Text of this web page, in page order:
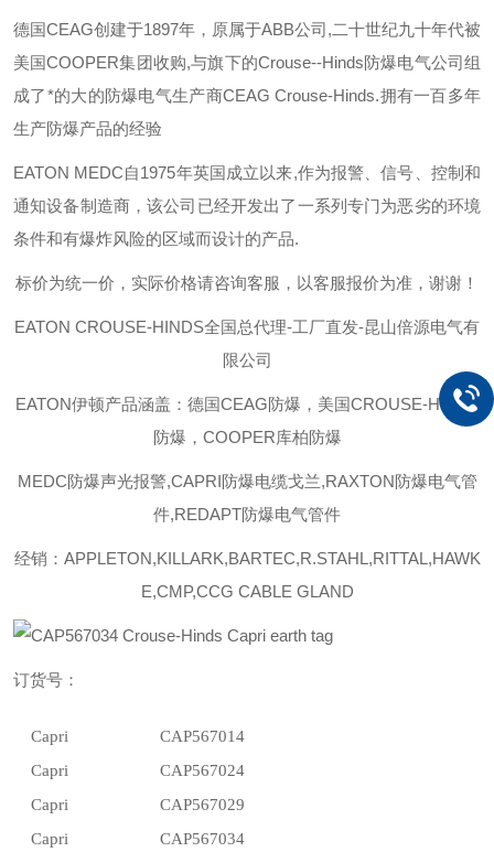
德国CEAG创建于1897年，原属于ABB公司,二十世纪九十年代被
美国COOPER集团收购,与旗下的Crouse--Hinds防爆电气公司组
成了*的大的防爆电气生产商CEAG Crouse-Hinds.拥有一百多年
生产防爆产品的经验
EATON MEDC自1975年英国成立以来,作为报警、信号、控制和
通知设备制造商，该公司已经开发出了一系列专门为恶劣的环境
条件和有爆炸风险的区域而设计的产品.
标价为统一价，实际价格请咨询客服，以客服报价为准，谢谢！
EATON CROUSE-HINDS全国总代理-工厂直发-昆山倍源电气有
限公司
EATON伊顿产品涵盖：德国CEAG防爆，美国CROUSE-HINDS
防爆，COOPER库柏防爆
MEDC防爆声光报警,CAPRI防爆电缆戈兰,RAXTON防爆电气管
件,REDAPT防爆电气管件
经销：APPLETON,KILLARK,BARTEC,R.STAHL,RITTAL,HAWK
E,CMP,CCG CABLE GLAND
订货号：
Capri
CAP567014
Capri
CAP567024
Capri
CAP567029
Capri
CAP567034